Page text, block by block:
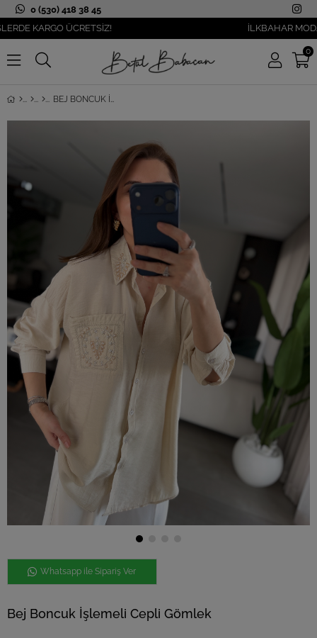
0 (530) 418 38 45
ÜCRETSİZ!
İLKBAHAR MODASI
0
BEJ BONCUK İŞLEMELI CEPLI GÖMLEK
Whatsapp ile Sipariş Ver
Bej Boncuk İşlemeli Cepli Gömlek